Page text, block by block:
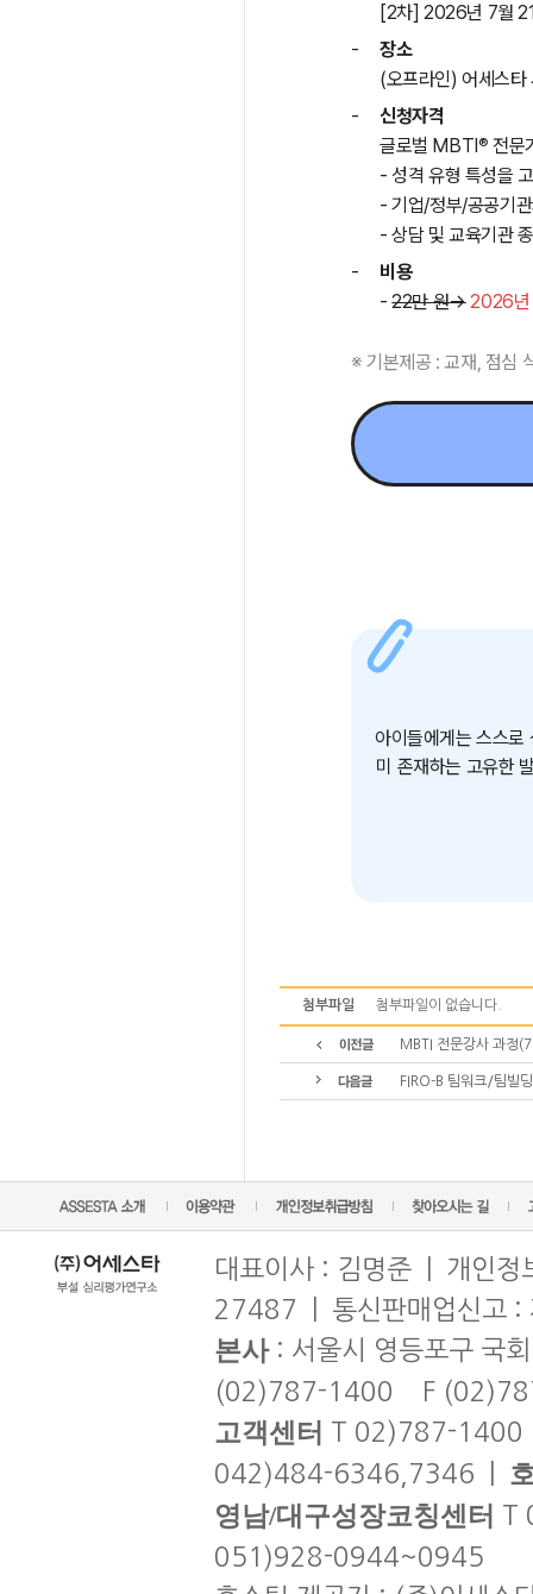
[2차] 2026년 7월
-
장소
(오프라인) 어세스
-
신청자격
글로벌 MBTI® 전문
- 성격 유형 특성을
- 기업/정부/공공기
- 상담 및 교육기관
-
비용
-22만 원→2026년
※ 기본제공 : 교재, 점심
아이들에게는 스스로
미 존재하는 고유한
첨부파일 첨부파일이 없습니다.
MBTI 전문강사 과정
FIRO-B 팀워크/팀빌
대표이사 : 김명준 | 개인
27487 | 통신판매업신고
본사: 서울시 영등포구 국
(02)787-1400 F
고객센터 T 02)787-
042)484-6346,7346 |
영남/대구성장코칭센터 T
051)928-0944~0945